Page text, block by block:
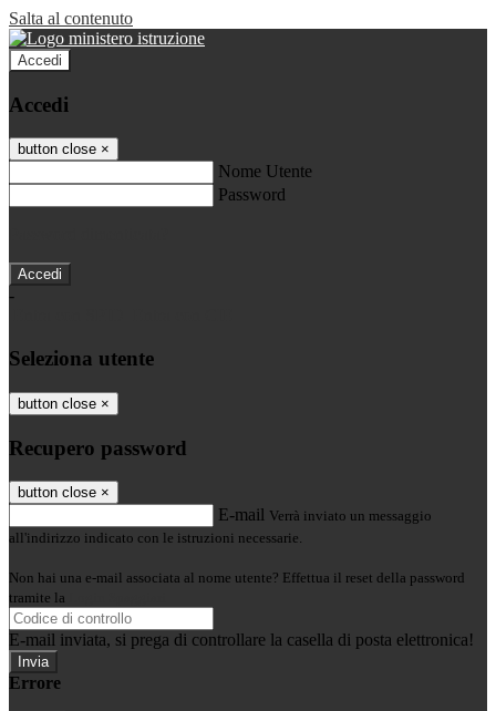
Salta al contenuto
Accedi
Accedi
button close ×
Nome Utente
Password
-
Seleziona utente
button close ×
Recupero password
button close ×
E-mail Verrà inviato un messaggio
all'indirizzo indicato con le istruzioni necessarie.
Non hai una e-mail associata al nome utente? Effettua il reset della password
tramite la
E-mail inviata, si prega di controllare la casella di posta elettronica!
Errore